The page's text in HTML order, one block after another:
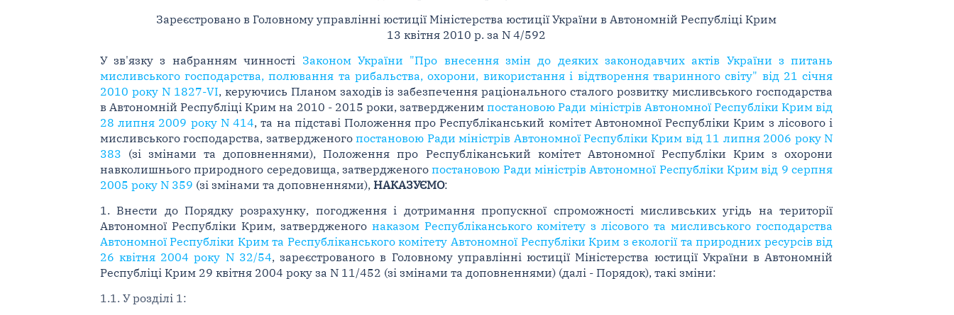
Зареєстровано в Головному управлінні юстиції Міністерства юстиції України в Автономній Республіці Крим
13 квітня 2010 р. за N 4/592
У зв'язку з набранням чинності Законом України "Про внесення змін до деяких законодавчих актів України з питань
мисливського господарства, полювання та рибальства, охорони, використання і відтворення тваринного світу" від 21 січня
2010 року N 1827-VI, керуючись Планом заходів із забезпечення раціонального сталого розвитку мисливського господарства
в Автономній Республіці Крим на 2010 - 2015 роки, затвердженимпостановою Ради міністрів Автономної Республіки Крим від
28 липня 2009 року N 414, та на підставі Положення про Республіканський комітет Автономної Республіки Крим з лісового і
мисливського господарства, затвердженогопостановою Ради міністрів Автономної Республіки Крим від 11 липня 2006 року N
383 (зі змінами та доповненнями), Положення про Республіканський комітет Автономної Республіки Крим з охорони
навколишнього природного середовища, затвердженогопостановою Ради міністрів Автономної Республіки Крим від 9 серпня
2005 року N 359 (зі змінами та доповненнями), НАКАЗУЄМО:
1. Внести до Порядку розрахунку, погодження і дотримання пропускної спроможності мисливських угідь на території
Автономної Республіки Крим, затвердженого наказом Республіканського комітету з лісового та мисливського господарства
Автономної Республіки Крим та Республіканського комітету Автономної Республіки Крим з екології та природних ресурсів від
26 квітня 2004 року N 32/54, зареєстрованого в Головному управлінні юстиції Міністерства юстиції України в Автономній
Республіці Крим 29 квітня 2004 року за N 11/452 (зі змінами та доповненнями) (далі - Порядок), такі зміни:
1.1. У розділі 1: